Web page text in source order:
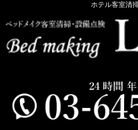
ホテル客室清